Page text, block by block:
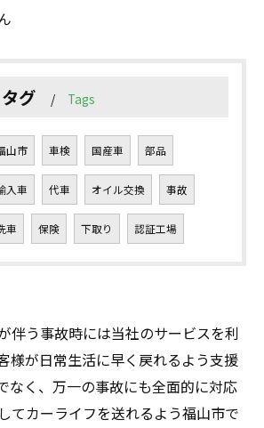
タグ Tags
山市 車検 国産車 部品
入車 代車 オイル交換 事故
車 保険 下取り 認証工場
伴う事故時には当社のサービスを利
様が日常生活に早く戻れるよう支援
なく、万一の事故にも全面的に対応
てカーライフを送れるよう福山市で